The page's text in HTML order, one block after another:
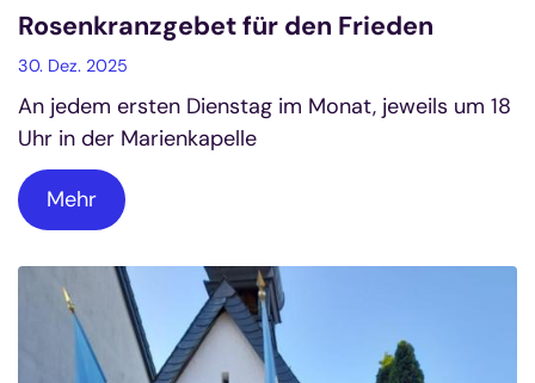
Rosenkranzgebet für den Frieden
30. Dez. 2025
An jedem ersten Dienstag im Monat, jeweils um 18
Uhr in der Marienkapelle
Mehr